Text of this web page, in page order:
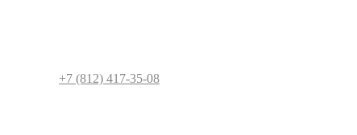
+7 (812) 417-35-08